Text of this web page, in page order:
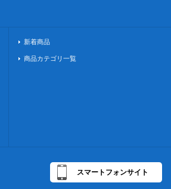
新着商品
商品カテゴリ一覧
スマートフォンサイト